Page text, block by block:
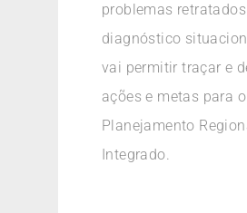
problemas
diagnóstico
vai permitir traçar e
ações e metas para o
Planejamento
Integrado.